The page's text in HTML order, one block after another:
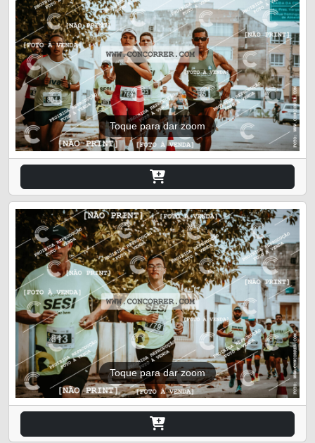
Toque para dar zoom
Toque para dar zoom